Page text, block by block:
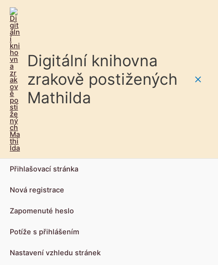
Digitální knihovna
zrakově postižených
Mathilda
Přihlašovací stránka
Nová registrace
Zapomenuté heslo
Potíže s přihlášením
Nastavení vzhledu stránek